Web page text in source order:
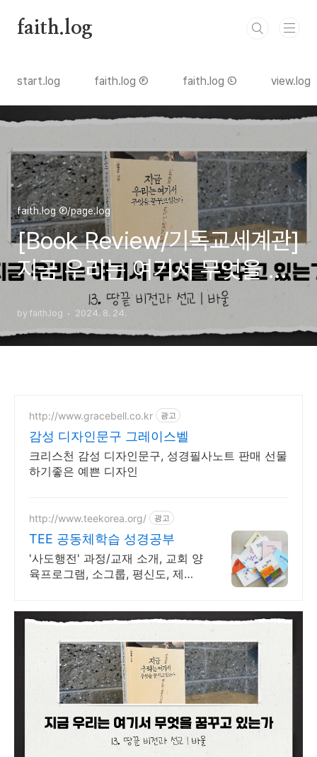
faith.log
start.log faith.log Ⓕ faith.log Ⓛ view.log
faith.log Ⓕ/page.log
[Book Review/기독교세계관]
지금 우리는 여기서 무엇을 꿈
꾸고 있는가 13. 땅끝 비전과
선교 | 바울
by faith.log 2024. 8. 24.
http://www.gracebell.co.kr 광고
감성 디자인문구 그레이스벨
크리스천 감성 디자인문구, 성경필사노트 판매 선물
하기좋은 예쁜 디자인
http://www.teekorea.org/ 광고
TEE 공동체학습 성경공부
'사도행전' 과정/교재 소개, 교회 양
육프로그램, 소그룹, 평신도, 제자